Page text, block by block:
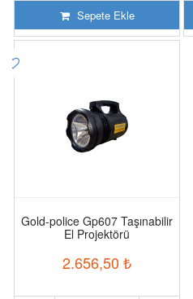
Sepete Ekle
Gold-police Gp607 Taşınabilir
El Projektörü
2.656,50 ₺